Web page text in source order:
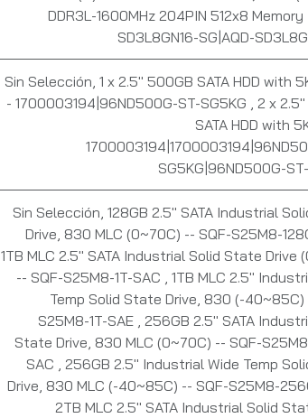
DDR3L-1600MHz 204PIN 512x8 Memory
SD3L8GN16-SG|AQD-
Sin Selección, 1 x 2.5" 500GB SATA HDD with
- 1700003194|96ND500G-ST-SG5KG , 2 x
SATA HDD with
SG5KG|96ND500G-
Sin Selección, 128GB 2.5" SATA Industrial
Drive, 830 MLC (0~70C) -- SQF-S25M8-
1TB MLC 2.5" SATA Industrial Solid State Drive
-- SQF-S25M8-1T-SAC , 1TB MLC 2.5"
Temp Solid State Drive, 830 (-40~85C)
S25M8-1T-SAE , 256GB 2.5" SATA
State Drive, 830 MLC (0~70C) -- SQF-
SAC , 256GB 2.5" Industrial Wide Temp
Drive, 830 MLC (-40~85C) -- SQF-S25M8-
2TB MLC 2.5" SATA Industrial Solid